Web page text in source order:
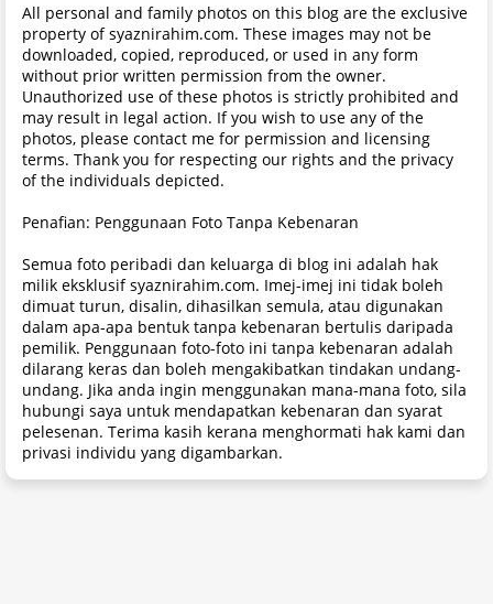
All personal and family photos on this blog are the exclusive
property of syaznirahim.com. These images may not be
downloaded, copied, reproduced, or used in any form
without prior written permission from the owner.
Unauthorized use of these photos is strictly prohibited and
may result in legal action. If you wish to use any of the
photos, please contact me for permission and licensing
terms. Thank you for respecting our rights and the privacy
of the individuals depicted.
Penafian: Penggunaan Foto Tanpa Kebenaran
Semua foto peribadi dan keluarga di blog ini adalah hak
milik eksklusif syaznirahim.com. Imej-imej ini tidak boleh
dimuat turun, disalin, dihasilkan semula, atau digunakan
dalam apa-apa bentuk tanpa kebenaran bertulis daripada
pemilik. Penggunaan foto-foto ini tanpa kebenaran adalah
dilarang keras dan boleh mengakibatkan tindakan undang-
undang. Jika anda ingin menggunakan mana-mana foto, sila
hubungi saya untuk mendapatkan kebenaran dan syarat
pelesenan. Terima kasih kerana menghormati hak kami dan
privasi individu yang digambarkan.